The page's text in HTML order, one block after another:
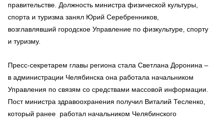
правительстве. Должность министра физической культуры,
спорта и туризма занял Юрий Серебренников,
возглавлявший городское Управление по физкультуре, спорту
и туризму.
Пресс-секретарем главы региона стала Светлана Доронина –
в администрации Челябинска она работала начальником
Управления по связям со средствами массовой информации.
Пост министра здравоохранения получил Виталий Тесленко,
который ранее работал начальником Челябинского